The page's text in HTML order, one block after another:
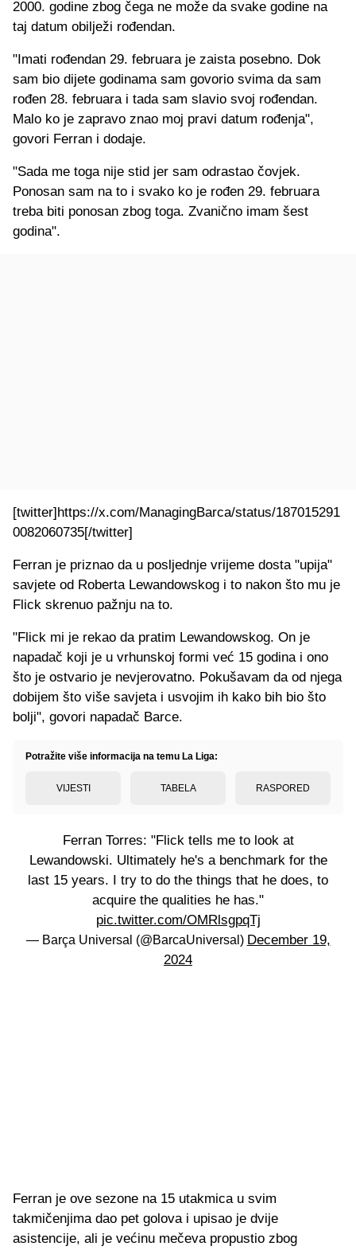
2000. godine zbog čega ne može da svake godine na
taj datum obilježi rođendan.
"Imati rođendan 29. februara je zaista posebno. Dok
sam bio dijete godinama sam govorio svima da sam
rođen 28. februara i tada sam slavio svoj rođendan.
Malo ko je zapravo znao moj pravi datum rođenja",
govori Ferran i dodaje.
"Sada me toga nije stid jer sam odrastao čovjek.
Ponosan sam na to i svako ko je rođen 29. februara
treba biti ponosan zbog toga. Zvanično imam šest
godina".
[twitter]https://x.com/ManagingBarca/status/187015291
0082060735[/twitter]
Ferran je priznao da u posljednje vrijeme dosta "upija"
savjete od Roberta Lewandowskog i to nakon što mu je
Flick skrenuo pažnju na to.
"Flick mi je rekao da pratim Lewandowskog. On je
napadač koji je u vrhunskoj formi već 15 godina i ono
što je ostvario je nevjerovatno. Pokušavam da od njega
dobijem što više savjeta i usvojim ih kako bih bio što
bolji", govori napadač Barce.
Potražite više informacija na temu La Liga:
VIJESTI TABELA RASPORED
Ferran Torres: "Flick tells me to look at
Lewandowski. Ultimately he's a benchmark for the
last 15 years. I try to do the things that he does, to
acquire the qualities he has."
pic.twitter.com/OMRlsgpqTj
— Barça Universal (@BarcaUniversal) December 19,
2024
Ferran je ove sezone na 15 utakmica u svim
takmičenjima dao pet golova i upisao je dvije
asistencije, ali je većinu mečeva propustio zbog